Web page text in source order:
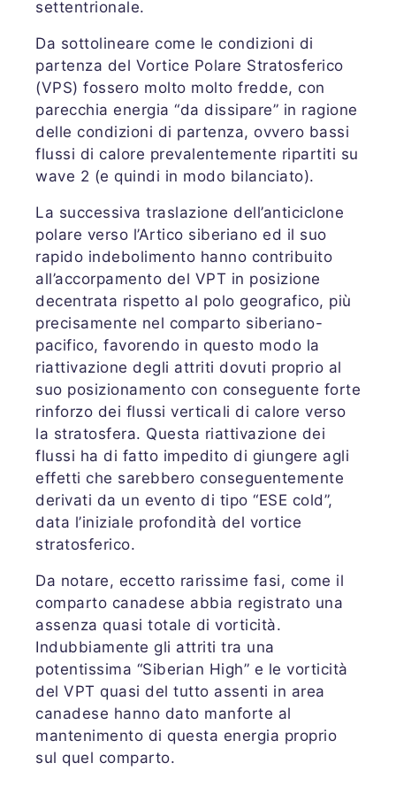
settentrionale.
Da sottolineare come le condizioni di
partenza del Vortice Polare Stratosferico
(VPS) fossero molto molto fredde, con
parecchia energia “da dissipare” in ragione
delle condizioni di partenza, ovvero bassi
flussi di calore prevalentemente ripartiti su
wave 2 (e quindi in modo bilanciato).
La successiva traslazione dell’anticiclone
polare verso l’Artico siberiano ed il suo
rapido indebolimento hanno contribuito
all’accorpamento del VPT in posizione
decentrata rispetto al polo geografico, più
precisamente nel comparto siberiano-
pacifico, favorendo in questo modo la
riattivazione degli attriti dovuti proprio al
suo posizionamento con conseguente forte
rinforzo dei flussi verticali di calore verso
la stratosfera. Questa riattivazione dei
flussi ha di fatto impedito di giungere agli
effetti che sarebbero conseguentemente
derivati da un evento di tipo “ESE cold”,
data l’iniziale profondità del vortice
stratosferico.
Da notare, eccetto rarissime fasi, come il
comparto canadese abbia registrato una
assenza quasi totale di vorticità.
Indubbiamente gli attriti tra una
potentissima “Siberian High” e le vorticità
del VPT quasi del tutto assenti in area
canadese hanno dato manforte al
mantenimento di questa energia proprio
sul quel comparto.